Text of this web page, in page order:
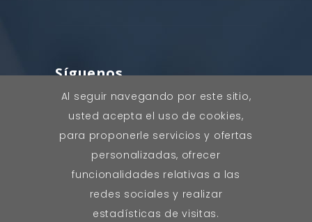
Síguenos
Pinklady © 2022. Todos los derechos
Al seguir navegando por este sitio,
usted acepta el uso de cookies,
para proponerle servicios y ofertas
personalizadas, ofrecer
funcionalidades relativas a las
redes sociales y realizar
estadísticas de visitas.